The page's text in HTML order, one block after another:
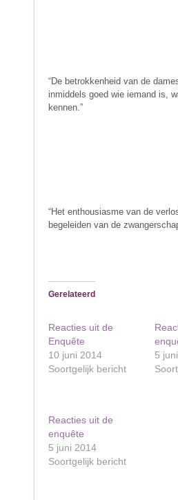
“De betrokkenheid van de
inmiddels goed wie iemand is,
kennen.”
“Het enthousiasme van de
begeleiden van de
Gerelateerd
Reacties uit de
Enquête
10 juni 2014
Soortgelijk bericht
5
Reacties uit de
enquête
5 juni 2014
Soortgelijk bericht